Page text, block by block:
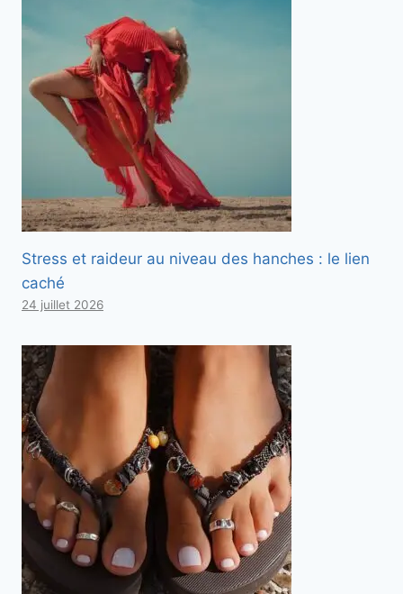
Stress et raideur au niveau des hanches : le lien
caché
24 juillet 2026